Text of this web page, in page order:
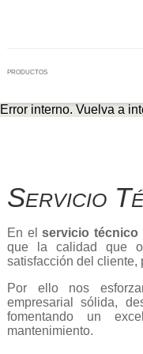
productos
Error interno. Vuelva a
Servicio
En elservicio técnico
que la calidad que
satisfacción del cliente,
Por ello nos
empresarial sólida,
fomentando un
mantenimiento.